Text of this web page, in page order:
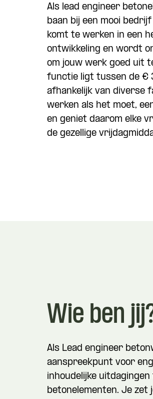
Als lead engineer
baan bij een mooi
komt te werken in een
ontwikkeling en wordt
om jouw werk goed uit
functie ligt tussen de €
afhankelijk van diverse
werken als het moet,
en geniet daarom elke
de gezellige
Wie ben
Als Lead engineer
aanspreekpunt voor
inhoudelijke
betonelementen. Je zet